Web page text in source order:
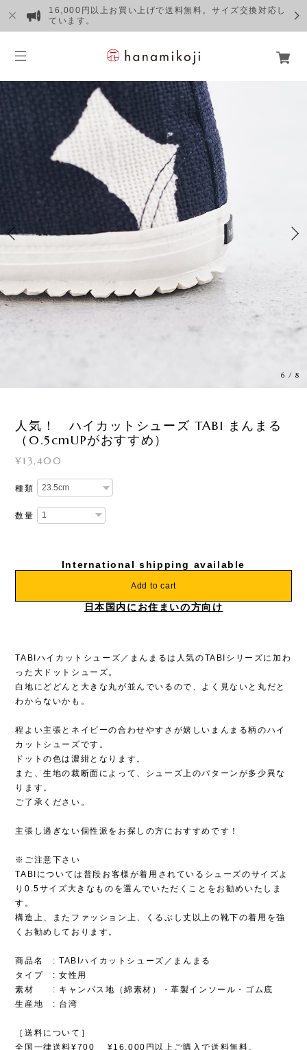
16,000円以上お買い上げで送料無料。サイズ交換対応し
ています。
6 /8
人気！ ハイカットシューズ TABI まんまる
（0.5cmUPがおすすめ）
¥13,400
種類
数量
International shipping available
Add to cart
日本国内にお住まいの方向け
TABIハイカットシューズ／まんまるは人気のTABIシリーズに加わ
った大ドットシューズ。
白地にどどんと大きな丸が並んでいるので、よく見ないと丸だと
わからないかも。
程よい主張とネイビーの合わせやすさが嬉しいまんまる柄のハイ
カットシューズです。
ドットの色は濃紺となります。
また、生地の裁断面によって、シューズ上のパターンが多少異な
ります。
ご了承ください。
主張し過ぎない個性派をお探しの方におすすめです！
※ご注意下さい
TABIについては普段お客様が着用されているシューズのサイズよ
り0.5サイズ大きなものを選んでいただくことをお勧めいたしま
す。
構造上、またファッション上、くるぶし丈以上の靴下の着用を強
くお勧めしております。
商品名 : TABIハイカットシューズ／まんまる
タイプ : 女性用
素材 : キャンパス地（綿素材）・革製インソール・ゴム底
生産地 : 台湾
［送料について］
全国一律送料¥700 ¥16,000円以上ご購入で送料無料。